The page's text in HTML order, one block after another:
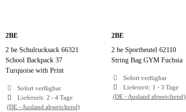
zur Farbauswahl
2BE
2 be Schulrucksack 66321
School Backpack 37
Turquoise with Print
Sofort verfügbar
Lieferzeit: 2 - 4 Tage
(DE - Ausland abweichend)
2BE
2 be Sportbeutel 62110
String Bag GYM Fuchsia
Sofort verfügbar
Lieferzeit: 1 - 3 Tage
(DE - Ausland abweichend)